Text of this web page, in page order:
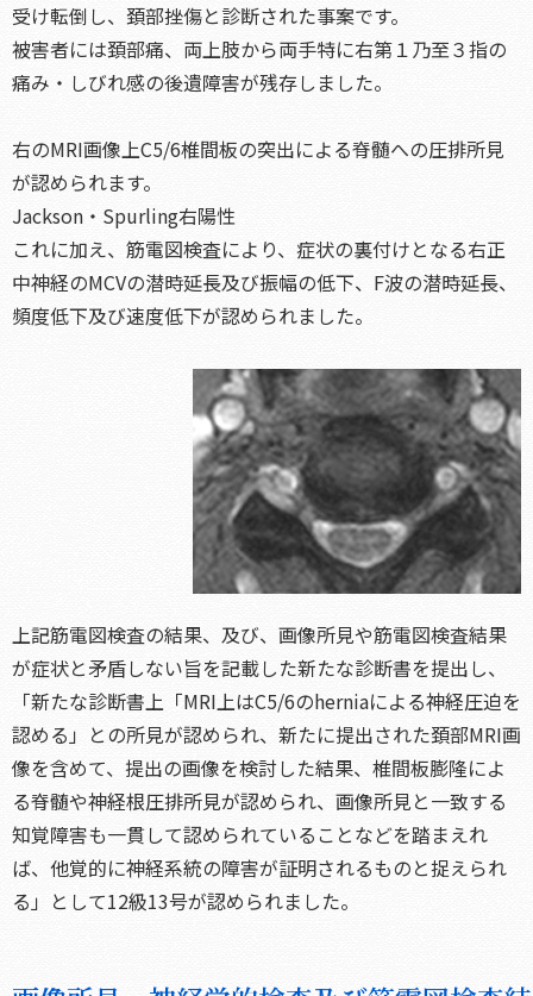
受け転倒し、頚部挫傷と診断された事案です。
被害者には頚部痛、両上肢から両手特に右第１乃至３指の
痛み・しびれ感の後遺障害が残存しました。
右のMRI画像上C5/6椎間板の突出による脊髄への圧排所見
が認められます。
Jackson・Spurling右陽性
これに加え、筋電図検査により、症状の裏付けとなる右正
中神経のMCVの潜時延長及び振幅の低下、F波の潜時延長、
頻度低下及び速度低下が認められました。
上記筋電図検査の結果、及び、画像所見や筋電図検査結果
が症状と矛盾しない旨を記載した新たな診断書を提出し、
「新たな診断書上「MRI上はC5/6のherniaによる神経圧迫を
認める」との所見が認められ、新たに提出された頚部MRI画
像を含めて、提出の画像を検討した結果、椎間板膨隆によ
る脊髄や神経根圧排所見が認められ、画像所見と一致する
知覚障害も一貫して認められていることなどを踏まえれ
ば、他覚的に神経系統の障害が証明されるものと捉えられ
る」として12級13号が認められました。